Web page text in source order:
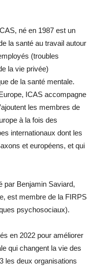
né en 1987 est un
la santé au travail autour
(troubles
la vie privée)
de la santé mentale.
ICAS accompagne
les membres de
à la fois des
internationaux dont les
et européens, et qui
par Benjamin Saviard,
est membre de la FIRPS
psychosociaux).
en 2022 pour améliorer
qui changent la vie des
les deux organisations